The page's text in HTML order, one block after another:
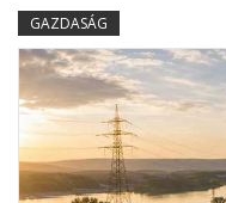
GAZDASÁG